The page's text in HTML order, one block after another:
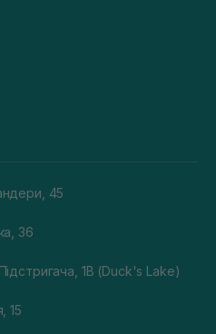
45
36
1В (Duck's Lake)
15